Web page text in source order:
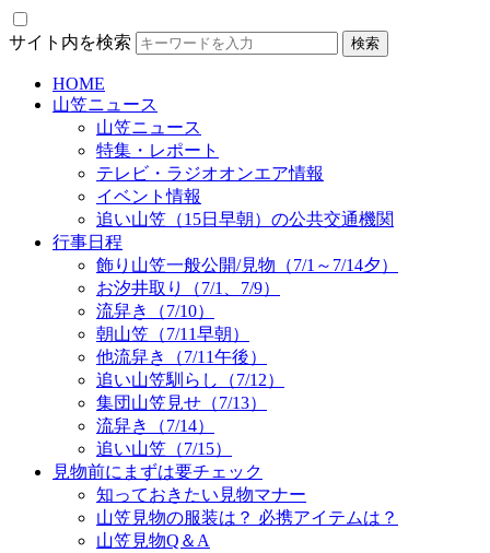
サイト内を検索
HOME
山笠ニュース
山笠ニュース
特集・レポート
テレビ・ラジオオンエア情報
イベント情報
追い山笠（15日早朝）の公共交通機関
行事日程
飾り山笠一般公開/見物（7/1～7/14夕）
お汐井取り（7/1、7/9）
流舁き（7/10）
朝山笠（7/11早朝）
他流舁き（7/11午後）
追い山笠馴らし（7/12）
集団山笠見せ（7/13）
流舁き（7/14）
追い山笠（7/15）
見物前にまずは要チェック
知っておきたい見物マナー
山笠見物の服装は？ 必携アイテムは？
山笠見物Q＆A